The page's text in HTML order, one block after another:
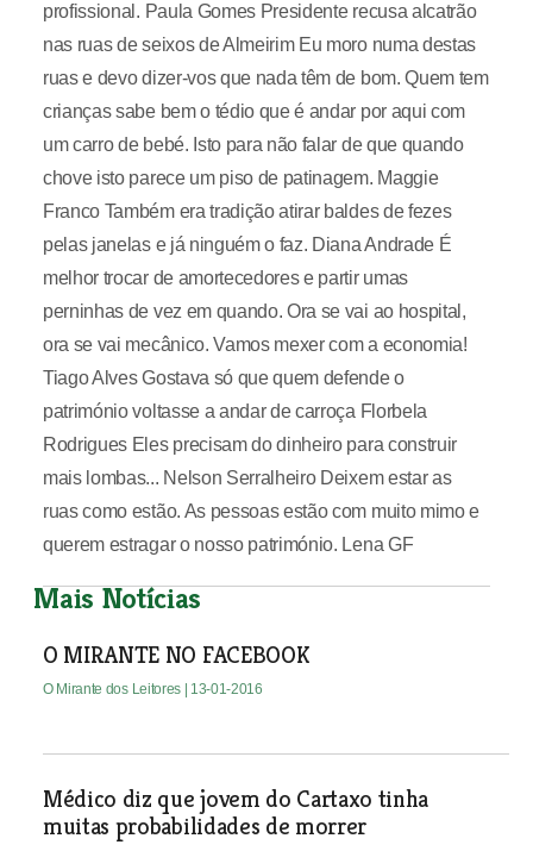
profissional. Paula Gomes Presidente recusa alcatrão
nas ruas de seixos de Almeirim Eu moro numa destas
ruas e devo dizer-vos que nada têm de bom. Quem tem
crianças sabe bem o tédio que é andar por aqui com
um carro de bebé. Isto para não falar de que quando
chove isto parece um piso de patinagem. Maggie
Franco Também era tradição atirar baldes de fezes
pelas janelas e já ninguém o faz. Diana Andrade É
melhor trocar de amortecedores e partir umas
perninhas de vez em quando. Ora se vai ao hospital,
ora se vai mecânico. Vamos mexer com a economia!
Tiago Alves Gostava só que quem defende o
património voltasse a andar de carroça Florbela
Rodrigues Eles precisam do dinheiro para construir
mais lombas... Nelson Serralheiro Deixem estar as
ruas como estão. As pessoas estão com muito mimo e
querem estragar o nosso património. Lena GF
Mais Notícias
O MIRANTE NO FACEBOOK
O Mirante dos Leitores | 13-01-2016
Médico diz que jovem do Cartaxo tinha
muitas probabilidades de morrer